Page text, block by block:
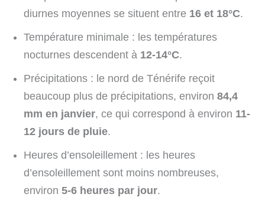
diurnes moyennes se situent entre 16 et 18°C.
Température minimale : les températures
nocturnes descendent à 12-14°C.
Précipitations : le nord de Ténérife reçoit
beaucoup plus de précipitations, environ 84,4
mm en janvier, ce qui correspond à environ 11-
12 jours de pluie.
Heures d’ensoleillement : les heures
d’ensoleillement sont moins nombreuses,
environ 5-6 heures par jour.